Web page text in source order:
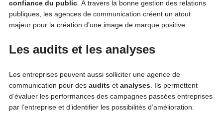
confiance du public. À travers la bonne gestion des relations
publiques, les agences de communication créent un atout
majeur pour la création d’une image de marque positive.
Les audits et les analyses
Les entreprises peuvent aussi solliciter une agence de
communication pour des auditset analyses. Ils permettent
d’évaluer les performances des campagnes passées entreprises
par l’entreprise et d’identifier les possibilités d’amélioration.